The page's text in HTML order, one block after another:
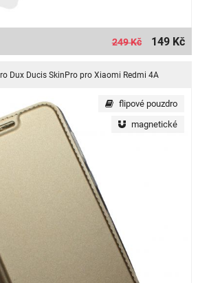
249 Kč 149 Kč
Dux Ducis SkinPro pro Xiaomi Redmi 4A
flipové pouzdro
magnetické